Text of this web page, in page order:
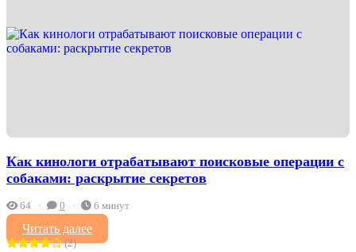
Как кинологи отрабатывают поисковые операции с
собаками: раскрытие секретов
64 0 6 минут
Читать далее
(2)